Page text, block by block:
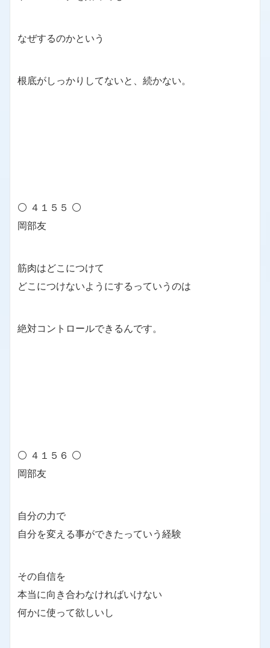
なぜするのかという
根底がしっかりしてないと、続かない。
⚪ ４１５５ ⚪
岡部友
筋肉はどこにつけて
どこにつけないようにするっていうのは
絶対コントロールできるんです。
⚪ ４１５６ ⚪
岡部友
自分の力で
自分を変える事ができたっていう経験
その自信を
本当に向き合わなければいけない
何かに使って欲しいし